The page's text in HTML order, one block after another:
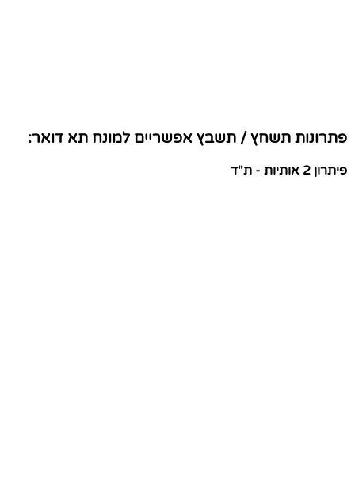
פתרונות תשחץ / תשבץ אפשריים למונח תא דואר:
פיתרון 2 אותיות - ת"ד